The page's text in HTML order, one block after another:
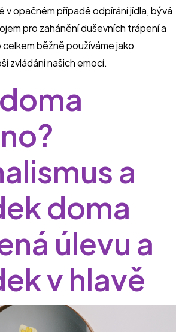
v opačném případě odpírání jídla, bývá
pro zahánění duševních trápení a
běžně používáme jako
zvládání našich emocí.
a
doma
úlevu a
v hlavě